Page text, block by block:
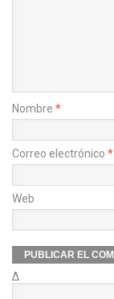
Nombre *
Correo electrónico *
Web
Δ